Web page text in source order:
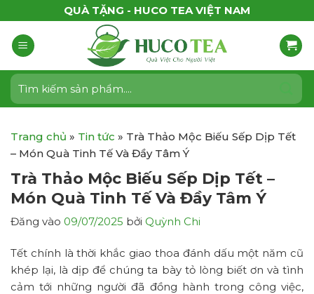
qua
nội
dung
QUÀ TẶNG - HUCO TEA VIỆT NAM
Tìm
kiếm:
Trang chủ » Tin tức » Trà Thảo Mộc Biếu Sếp Dịp Tết
– Món Quà Tinh Tế Và Đầy Tâm Ý
Trà Thảo Mộc Biếu Sếp Dịp Tết –
Món Quà Tinh Tế Và Đầy Tâm Ý
Đăng vào 09/07/2025 bởi Quỳnh Chi
Tết chính là thời khắc giao thoa đánh dấu một năm cũ
khép lại, là dịp để chúng ta bày tỏ lòng biết ơn và tình
cảm tới những người đã đồng hành trong công việc,